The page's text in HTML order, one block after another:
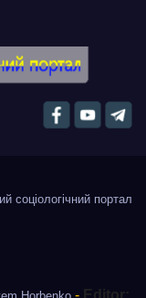
соціологічний портал